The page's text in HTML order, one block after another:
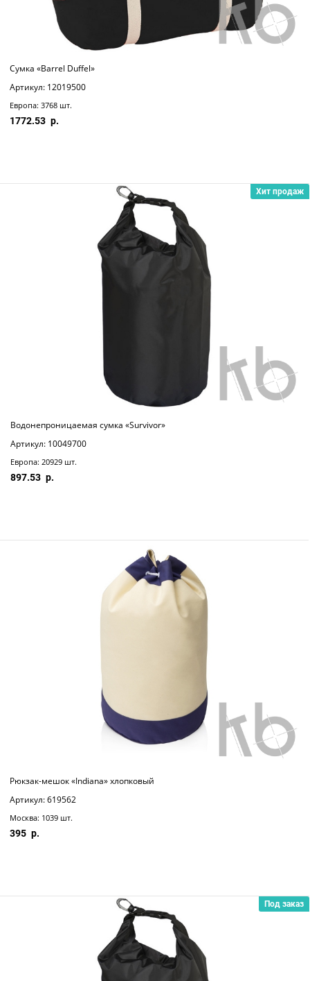
Сумка «Barrel Duffel»
Артикул: 12019500
Европа: 3768 шт.
1772.53
Хит продаж
Водонепроницаемая сумка «Survivor»
Артикул: 10049700
Европа: 20929 шт.
897.53
Рюкзак-мешок «Indiana» хлопковый
Артикул: 619562
Москва: 1039 шт.
395
Под заказ